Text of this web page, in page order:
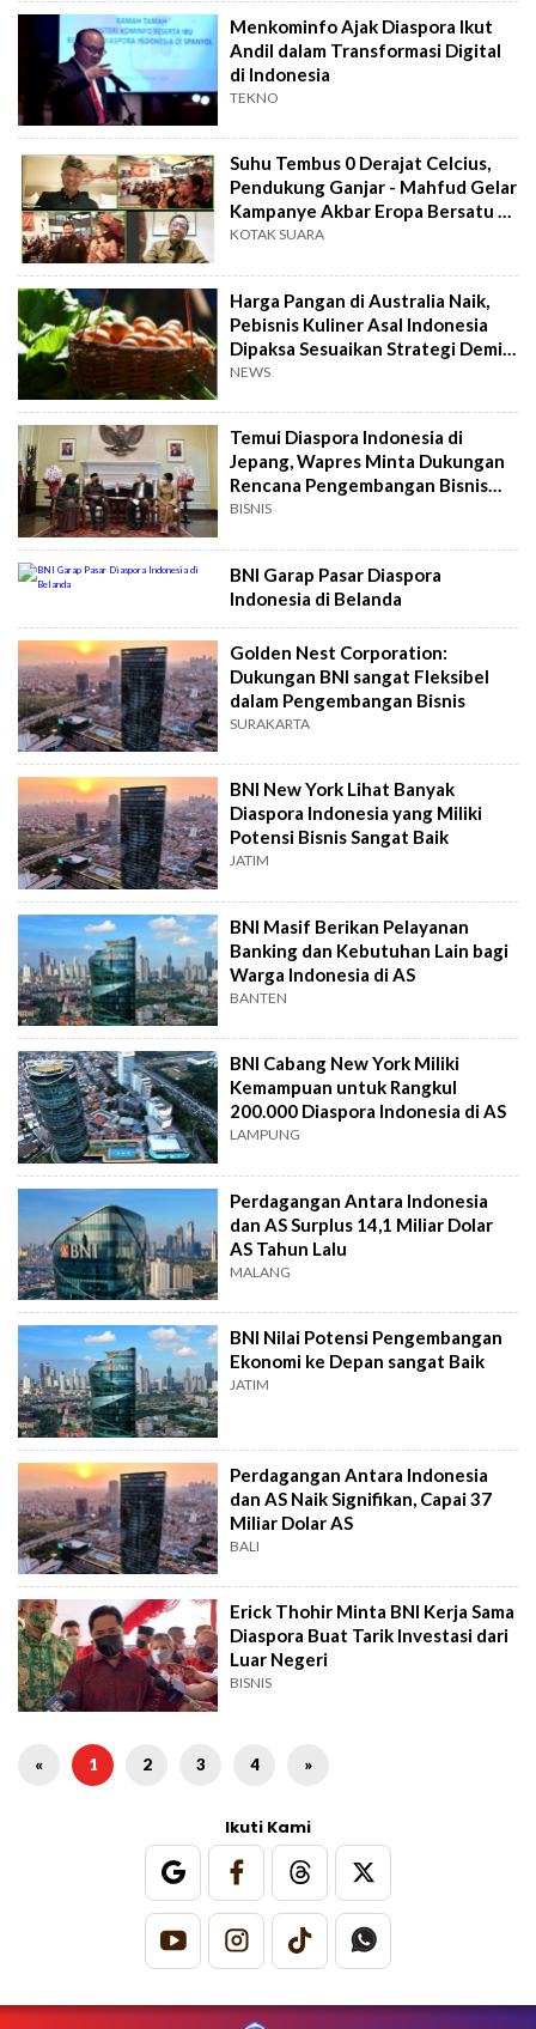
Menkominfo Ajak Diaspora Ikut
Andil dalam Transformasi Digital
di Indonesia
TEKNO
Suhu Tembus 0 Derajat Celcius,
Pendukung Ganjar - Mahfud Gelar
Kampanye Akbar Eropa Bersatu di
Belanda
KOTAK SUARA
Harga Pangan di Australia Naik,
Pebisnis Kuliner Asal Indonesia
Dipaksa Sesuaikan Strategi Demi
Bertahan
NEWS
Temui Diaspora Indonesia di
Jepang, Wapres Minta Dukungan
Rencana Pengembangan Bisnis
Halal
BISNIS
BNI Garap Pasar Diaspora
Indonesia di Belanda
Golden Nest Corporation:
Dukungan BNI sangat Fleksibel
dalam Pengembangan Bisnis
SURAKARTA
BNI New York Lihat Banyak
Diaspora Indonesia yang Miliki
Potensi Bisnis Sangat Baik
JATIM
BNI Masif Berikan Pelayanan
Banking dan Kebutuhan Lain bagi
Warga Indonesia di AS
BANTEN
BNI Cabang New York Miliki
Kemampuan untuk Rangkul
200.000 Diaspora Indonesia di AS
LAMPUNG
Perdagangan Antara Indonesia
dan AS Surplus 14,1 Miliar Dolar
AS Tahun Lalu
MALANG
BNI Nilai Potensi Pengembangan
Ekonomi ke Depan sangat Baik
JATIM
Perdagangan Antara Indonesia
dan AS Naik Signifikan, Capai 37
Miliar Dolar AS
BALI
Erick Thohir Minta BNI Kerja Sama
Diaspora Buat Tarik Investasi dari
Luar Negeri
BISNIS
« 1 2 3 4 »
Ikuti Kami